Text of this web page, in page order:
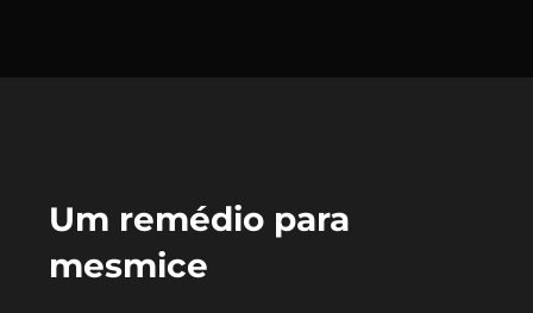
Um remédio para
mesmice